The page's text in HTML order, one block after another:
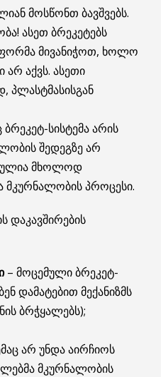
მოსწონთ ბავშვებს.
ასეთ ბრეკეტებს
ფორმა მივანიჭოთ, ხოლო
არ აქვს. ასეთი
პლასტმასისგან
სისტემა არის
შედეგზე არ
მხოლოდ
მკურნალობის პროცესი.
დაკავშირების
– მოცემული ბრეკეტ-
დამატებით მექანიზმს
ბრჭყალებს);
არ უნდა აირჩიოს
მკურნალობის